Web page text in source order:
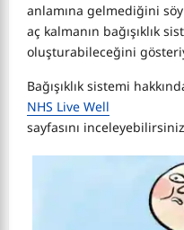
anlamına gelmediğini
aç kalmanın bağışıklık
oluşturabileceğini
Bağışıklık sistemi
NHS Live Well
sayfasını